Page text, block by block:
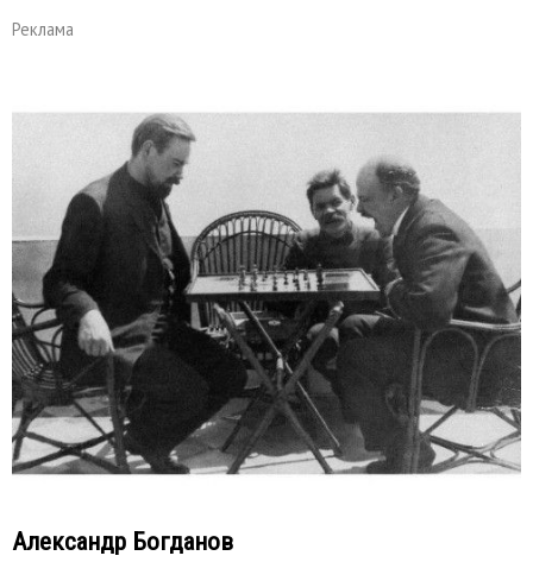
Реклама
Александр Богданов